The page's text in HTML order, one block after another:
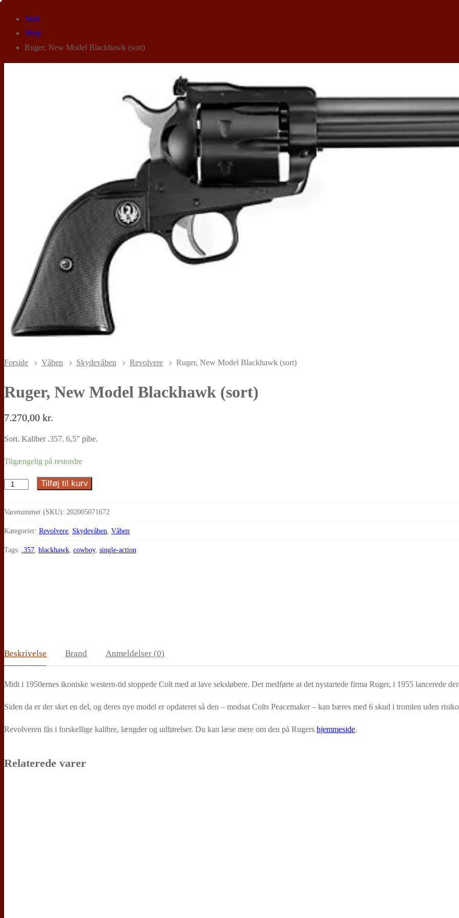
Start
Shop
Ruger, New Model Blackhawk (sort)
Forside Våben Skydevåben Revolvere Ruger, New Model Blackhawk (sort)
Ruger, New Model Blackhawk (sort)
7.270,00 kr.
Sort. Kaliber .357. 6,5” pibe.
Tilgængelig på restordre
Ruger,
Model
Blackhawk
antal
Tilføj til kurv
Varenummer (SKU): 202005071672
Kategorier: Revolvere, Skydevåben, Våben
Tags: .357, blackhawk, cowboy, single-action
Beskrivelse Brand Anmeldelser (0)
Midt i 1950ernes ikoniske western-tid stoppede Colt med at lave seksløbere. Det medførte at det nystartede firma Ruger, i 1955 lancerede
Siden da er der sket en del, og deres nye model er opdateret så den – modsat Colts Peacemaker – kan bæres med 6 skud i tromlen uden
Revolveren fås i forskellige kalibre, længder og udførelser. Du kan læse mere om den på Rugers hjemmeside.
Relaterede varer